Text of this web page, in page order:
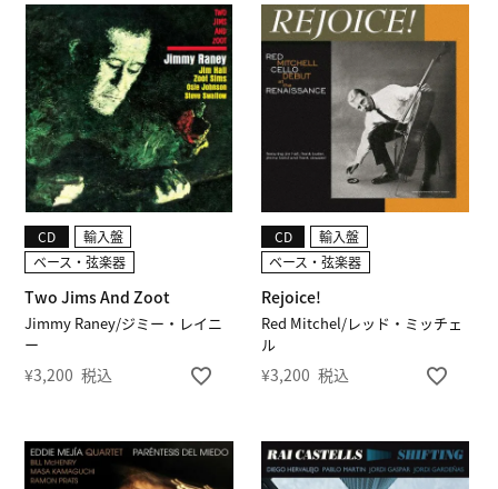
Jimmy Raney/ジミー・レイニ
ー
Two Jims And Zoot
CD
輸入盤
ベース・弦楽器
¥3,200 税込
Red Mitchel/レッド・ミッチェ
ル
Rejoice!
CD
輸入盤
ベース・弦楽器
¥3,200 税込